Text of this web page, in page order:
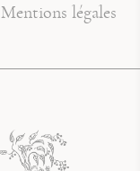
Mentions légales